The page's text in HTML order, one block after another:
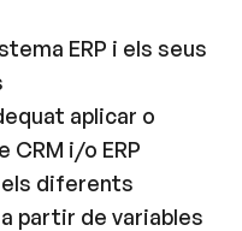
ERP i els seus
aplicar o
CRM i/o ERP
els diferents
partir de variables